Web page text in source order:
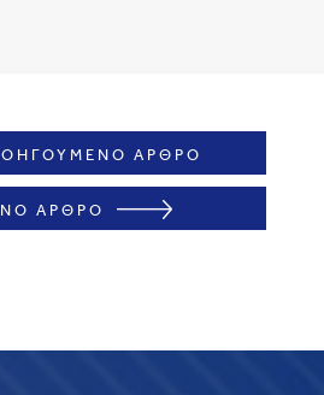
ΑΡΘΡΟ
ΑΡΘΡΟ